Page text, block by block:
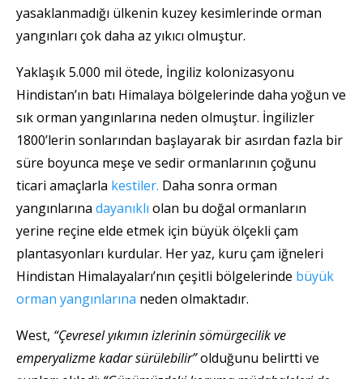
yasaklanmadığı ülkenin kuzey kesimlerinde orman
yangınları çok daha az yıkıcı olmuştur.
Yaklaşık 5.000 mil ötede, İngiliz kolonizasyonu
Hindistan’ın batı Himalaya bölgelerinde daha yoğun ve
sık orman yangınlarına neden olmuştur. İngilizler
1800’lerin sonlarından başlayarak bir asırdan fazla bir
süre boyunca meşe ve sedir ormanlarının çoğunu
ticari amaçlarla kestiler. Daha sonra orman
yangınlarına dayanıklı olan bu doğal ormanların
yerine reçine elde etmek için büyük ölçekli çam
plantasyonları kurdular. Her yaz, kuru çam iğneleri
Hindistan Himalayaları’nın çeşitli bölgelerinde büyük
orman yangınlarına neden olmaktadır.
West, “Çevresel yıkımın izlerinin sömürgecilik ve
emperyalizme kadar sürülebilir”olduğunu belirtti ve